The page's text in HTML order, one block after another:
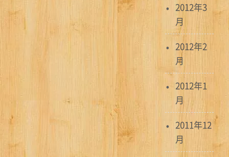
2012年3
月
2012年2
月
2012年1
月
2011年12
月